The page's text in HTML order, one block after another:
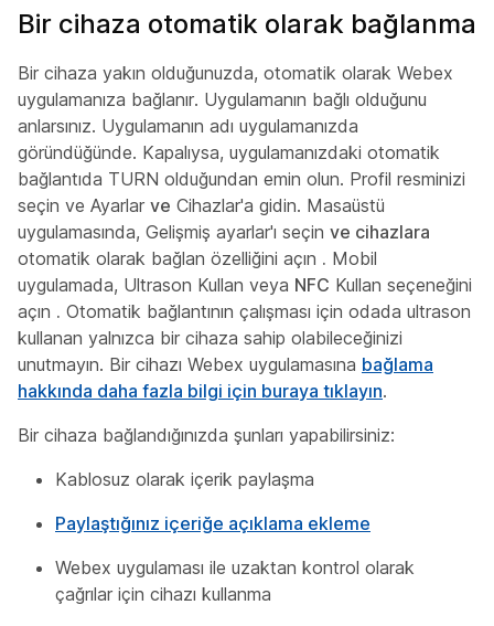
Bir cihaza otomatik olarak bağlanma
Bir cihaza yakın olduğunuzda, otomatik olarak Webex
uygulamanıza bağlanır. Uygulamanın bağlı olduğunu
anlarsınız. Uygulamanın adı uygulamanızda
göründüğünde. Kapalıysa, uygulamanızdaki otomatik
bağlantıda TURN olduğundan emin olun. Profil resminizi
seçin ve Ayarlar ve Cihazlar'a gidin. Masaüstü
uygulamasında, Gelişmiş ayarlar'ı seçin ve cihazlara
otomatik olarak bağlan özelliğini açın . Mobil
uygulamada, Ultrason Kullan veya NFC Kullan seçeneğini
açın . Otomatik bağlantının çalışması için odada ultrason
kullanan yalnızca bir cihaza sahip olabileceğinizi
unutmayın. Bir cihazı Webex uygulamasına bağlama
hakkında daha fazla bilgi için buraya tıklayın.
Bir cihaza bağlandığınızda şunları yapabilirsiniz:
Kablosuz olarak içerik paylaşma
Paylaştığınız içeriğe açıklama ekleme
Webex uygulaması ile uzaktan kontrol olarak
çağrılar için cihazı kullanma